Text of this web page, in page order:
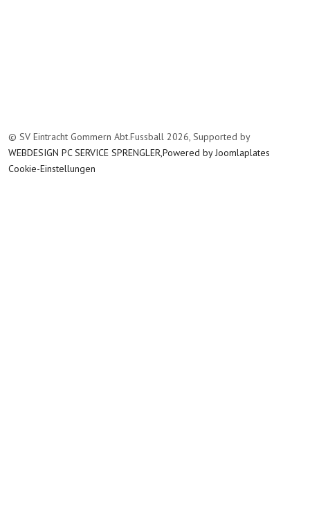
© SV Eintracht Gommern Abt.Fussball 2026, Supported by
WEBDESIGN PC SERVICE SPRENGLER,Powered byJoomlaplates
Cookie-Einstellungen